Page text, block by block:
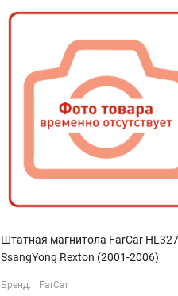
Штатная магнитола FarCar
SsangYong Rexton (2001-2006)
Бренд: FarCar